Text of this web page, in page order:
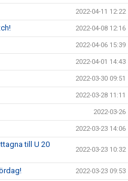
2022-04-11 12:22
2022-04-08 12:16
2022-04-06 15:39
2022-04-01 14:43
2022-03-30 09:51
2022-03-28 11:11
2022-03-26
2022-03-23 14:06
till U 20
2022-03-23 10:32
2022-03-23 09:53